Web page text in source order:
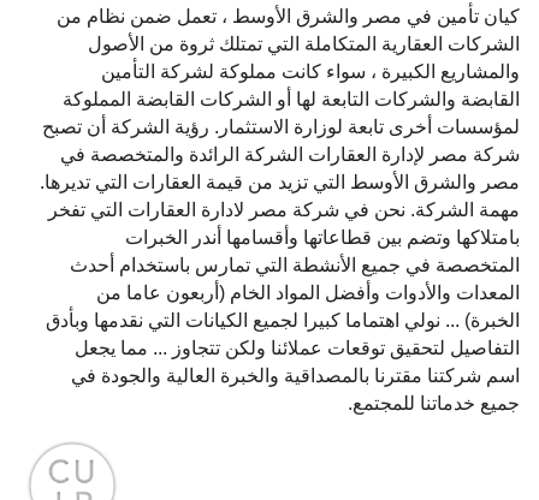
كيان تأمين في مصر والشرق الأوسط ، تعمل ضمن نظام من
الشركات العقارية المتكاملة التي تمتلك ثروة من الأصول
والمشاريع الكبيرة ، سواء كانت مملوكة لشركة التأمين
القابضة والشركات التابعة لها أو الشركات القابضة المملوكة
لمؤسسات أخرى تابعة لوزارة الاستثمار. رؤية الشركة أن تصبح
شركة مصر لإدارة العقارات الشركة الرائدة والمتخصصة في
مصر والشرق الأوسط التي تزيد من قيمة العقارات التي تديرها.
مهمة الشركة. نحن في شركة مصر لادارة العقارات التي تفخر
بامتلاكها وتضم بين قطاعاتها وأقسامها أندر الخبرات
المتخصصة في جميع الأنشطة التي تمارس باستخدام أحدث
المعدات والأدوات وأفضل المواد الخام (أربعون عاما من
الخبرة) ... نولي اهتماما كبيرا لجميع الكيانات التي نقدمها وبأدق
التفاصيل لتحقيق توقعات عملائنا ولكن تتجاوز ... مما يجعل
اسم شركتنا مقترنا بالمصداقية والخبرة العالية والجودة في
جميع خدماتنا للمجتمع.